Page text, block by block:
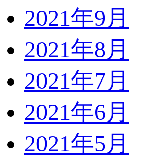
2021年9月
2021年8月
2021年7月
2021年6月
2021年5月